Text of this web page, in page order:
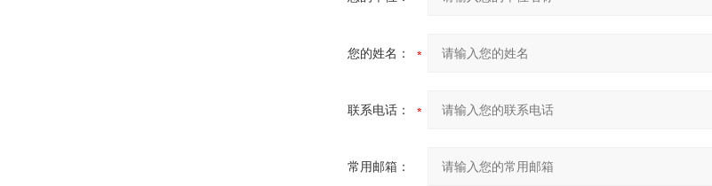
您的姓名：
联系电话：
常用邮箱：